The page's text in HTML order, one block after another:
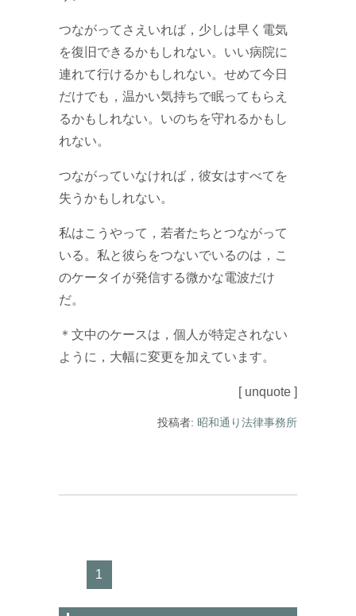
つながってさえいれば，少しは早く電気
を復旧できるかもしれない。いい病院に
連れて行けるかもしれない。せめて今日
だけでも，温かい気持ちで眠ってもらえ
るかもしれない。いのちを守れるかもし
れない。
つながっていなければ，彼女はすべてを
失うかもしれない。
私はこうやって，若者たちとつながって
いる。私と彼らをつないでいるのは，こ
のケータイが発信する微かな電波だけ
だ。
＊文中のケースは，個人が特定されない
ように，大幅に変更を加えています。
[ unquote ]
投稿者: 昭和通り法律事務所
1